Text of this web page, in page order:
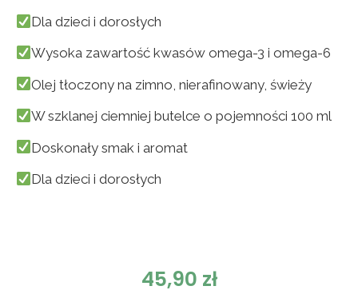
5.00na 5
podstawie
ocen
Dla dzieci i dorosłych
Wysoka zawartość kwasów omega-3 i omega-6
Olej tłoczony na zimno, nierafinowany, świeży
W szklanej ciemniej butelce o pojemności 100 ml
Doskonały smak i aromat
Dla dzieci i dorosłych
45,90 zł